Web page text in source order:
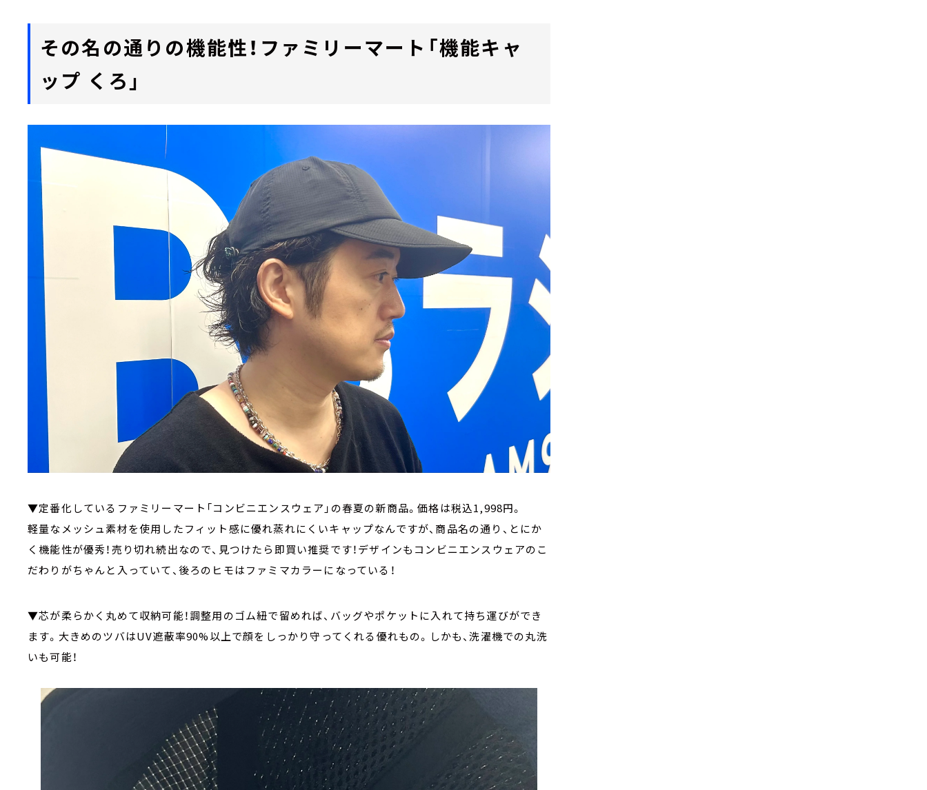
その名の通りの機能性！ファミリーマート「機能キャ
ップ くろ」
▼定番化しているファミリーマート「コンビニエンスウェア」の春夏の新商品。価格は税込1,998円。
軽量なメッシュ素材を使用したフィット感に優れ蒸れにくいキャップなんですが、商品名の通り、とにか
く機能性が優秀！売り切れ続出なので、見つけたら即買い推奨です！デザインもコンビニエンスウェアのこ
だわりがちゃんと入っていて、後ろのヒモはファミマカラーになっている！
▼芯が柔らかく丸めて収納可能！調整用のゴム紐で留めれば、バッグやポケットに入れて持ち運びができ
ます。大きめのツバはUV遮蔽率90%以上で顔をしっかり守ってくれる優れもの。しかも、洗濯機での丸洗
いも可能！